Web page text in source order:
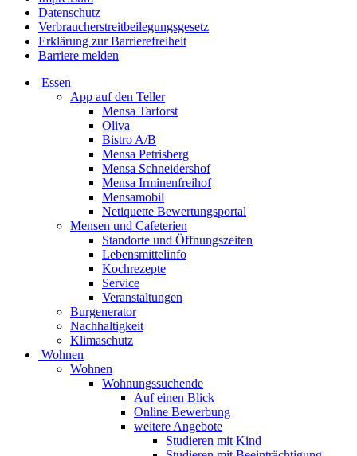
Datenschutz
Verbraucherstreitbeilegungsgesetz
Erklärung zur Barrierefreiheit
Barriere melden
Essen
App auf den Teller
Mensa Tarforst
Oliva
Bistro A/B
Mensa Petrisberg
Mensa Schneidershof
Mensa Irminenfreihof
Mensamobil
Netiquette Bewertungsportal
Mensen und Cafeterien
Standorte und Öffnungszeiten
Lebensmittelinfo
Kochrezepte
Service
Veranstaltungen
Burgenerator
Nachhaltigkeit
Klimaschutz
Wohnen
Wohnen
Wohnungssuchende
Auf einen Blick
Online Bewerbung
weitere Angebote
Studieren mit Kind